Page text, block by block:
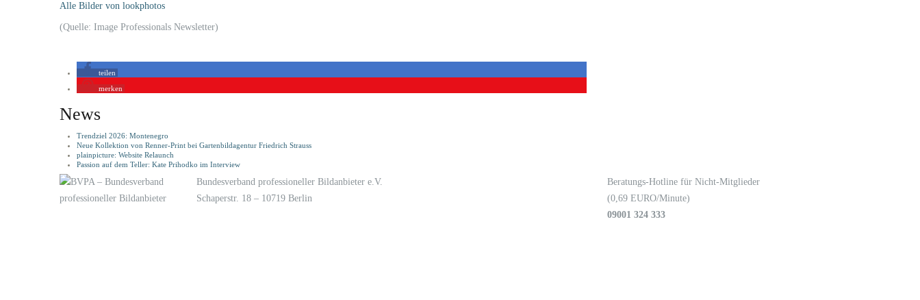
Alle Bilder von lookphotos
(Quelle: Image Professionals Newsletter)
teilen
merken
News
Trendziel 2026: Montenegro
Neue Kollektion von Renner-Print bei Gartenbildagentur Friedrich Strauss
plainpicture: Website Relaunch
Passion auf dem Teller: Kate Prihodko im Interview
Bundesverband professioneller Bildanbieter e.V.
Schaperstr. 18 – 10719 Berlin
Beratungs-Hotline für Nicht-Mitglieder
(0,69 EURO/Minute)
09001 324 333